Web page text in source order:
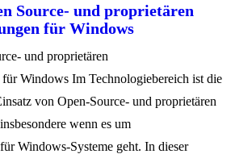
Source- und proprietären
für Windows
und proprietären
Windows Im Technologiebereich ist die
von Open-Source- und proprietären
wenn es um
Windows-Systeme geht. In dieser